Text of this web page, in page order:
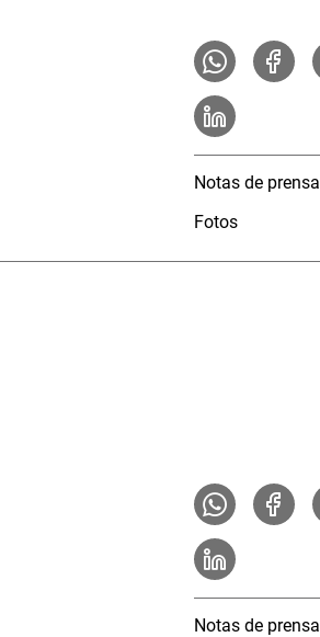
Notas de prensa
Fotos
Notas de prensa